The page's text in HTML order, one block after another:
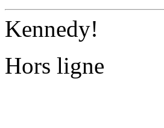
Kennedy!
Hors ligne